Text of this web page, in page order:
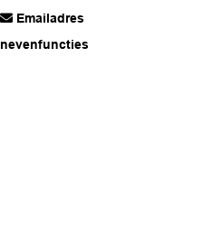
Emailadres
nevenfuncties